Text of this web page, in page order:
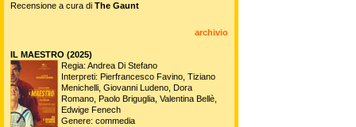
Recensione a cura di The Gaunt
archivio
IL MAESTRO (2025)
Regia: Andrea Di Stefano
Interpreti: Pierfrancesco Favino, Tiziano
Menichelli, Giovanni Ludeno, Dora
Romano, Paolo Briguglia, Valentina Bellè,
Edwige Fenech
Genere: commedia